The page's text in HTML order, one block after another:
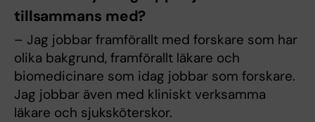
tillsammans med?
– Jag jobbar framförallt med forskare som har
olika bakgrund, framförallt läkare och
biomedicinare som idag jobbar som forskare.
Jag jobbar även med kliniskt verksamma
läkare och sjuksköterskor.